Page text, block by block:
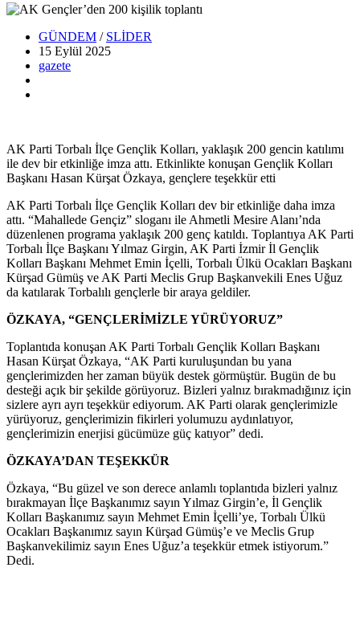
GÜNDEM / SLİDER
15 Eylül 2025
gazete
AK Parti Torbalı İlçe Gençlik Kolları, yaklaşık 200 gencin katılımı
ile dev bir etkinliğe imza attı. Etkinlikte konuşan Gençlik Kolları
Başkanı Hasan Kürşat Özkaya, gençlere teşekkür etti
AK Parti Torbalı İlçe Gençlik Kolları dev bir etkinliğe daha imza
attı. “Mahallede Gençiz” sloganı ile Ahmetli Mesire Alanı’nda
düzenlenen programa yaklaşık 200 genç katıldı. Toplantıya AK Parti
Torbalı İlçe Başkanı Yılmaz Girgin, AK Parti İzmir İl Gençlik
Kolları Başkanı Mehmet Emin İçelli, Torbalı Ülkü Ocakları Başkanı
Kürşad Gümüş ve AK Parti Meclis Grup Başkanvekili Enes Uğuz
da katılarak Torbalılı gençlerle bir araya geldiler.
ÖZKAYA, “GENÇLERİMİZLE YÜRÜYORUZ”
Toplantıda konuşan AK Parti Torbalı Gençlik Kolları Başkanı
Hasan Kürşat Özkaya, “AK Parti kuruluşundan bu yana
gençlerimizden her zaman büyük destek görmüştür. Bugün de bu
desteği açık bir şekilde görüyoruz. Bizleri yalnız bırakmadığınız için
sizlere ayrı ayrı teşekkür ediyorum. AK Parti olarak gençlerimizle
yürüyoruz, gençlerimizin fikirleri yolumuzu aydınlatıyor,
gençlerimizin enerjisi gücümüze güç katıyor” dedi.
ÖZKAYA’DAN TEŞEKKÜR
Özkaya, “Bu güzel ve son derece anlamlı toplantıda bizleri yalnız
bırakmayan İlçe Başkanımız sayın Yılmaz Girgin’e, İl Gençlik
Kolları Başkanımız sayın Mehmet Emin İçelli’ye, Torbalı Ülkü
Ocakları Başkanımız sayın Kürşad Gümüş’e ve Meclis Grup
Başkanvekilimiz sayın Enes Uğuz’a teşekkür etmek istiyorum.”
Dedi.